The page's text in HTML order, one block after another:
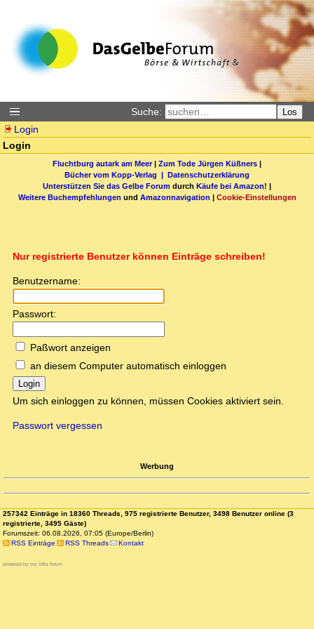
Suche: Los
Login
Login
Fluchtburg autark am Meer| Zum Tode Jürgen Küßners |
Bücher vom Kopp-Verlag | Datenschutzerklärung
Unterstützen Sie das Gelbe Forum durch Käufe bei Amazon! |
Weitere Buchempfehlungen und Amazonnavigation | Cookie-Einstellungen
Nur registrierte Benutzer können Einträge schreiben!
Benutzername:
Passwort:
Paßwort anzeigen
an diesem Computer automatisch einloggen
Login
Um sich einloggen zu können, müssen Cookies aktiviert sein.
Passwort vergessen
Werbung
257342 Einträge in 18360 Threads, 975 registrierte Benutzer, 3498 Benutzer online (3
registrierte, 3495 Gäste)
Forumszeit: 06.08.2026, 07:05 (Europe/Berlin)
RSS Einträge
RSS Threads Kontakt
powered by my little forum